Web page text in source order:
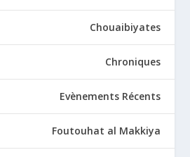
Chouaibiyates
Chroniques
Evènements Récents
Foutouhat al Makkiya